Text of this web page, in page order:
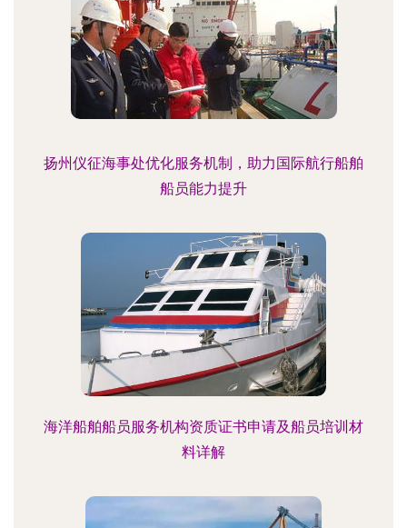
扬州仪征海事处优化服务机制，助力国际航行船舶
船员能力提升
海洋船舶船员服务机构资质证书申请及船员培训材
料详解